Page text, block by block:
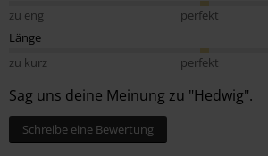
zu eng
perfekt
Länge
zu kurz
perfekt
Sag uns deine Meinung zu "Hedwig".
Schreibe eine Bewertung